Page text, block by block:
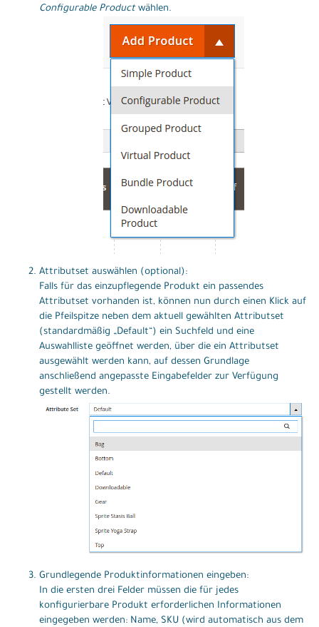
Configurable Productwählen.
Attributset auswählen (optional):
Falls für das einzupflegende Produkt ein passendes
Attributset vorhanden ist, können nun durch einen Klick auf
die Pfeilspitze neben dem aktuell gewählten Attributset
(standardmäßig „Default“) ein Suchfeld und eine
Auswahlliste geöffnet werden, über die ein Attributset
ausgewählt werden kann, auf dessen Grundlage
anschließend angepasste Eingabefelder zur Verfügung
gestellt werden.
Grundlegende Produktinformationen eingeben:
In die ersten drei Felder müssen die für jedes
konfigurierbare Produkt erforderlichen Informationen
eingegeben werden: Name, SKU (wird automatisch aus dem